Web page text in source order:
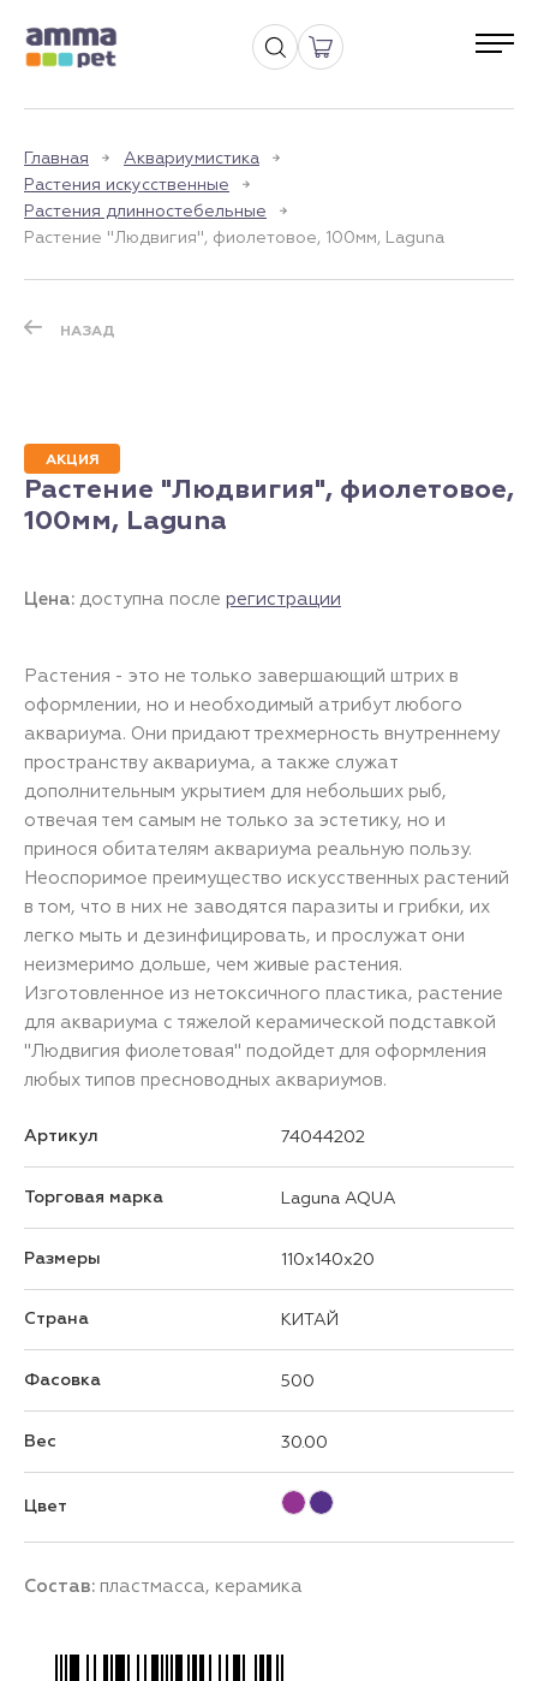
Главная
Аквариумистика
Растения искусственные
Растения длинностебельные
Растение "Людвигия", фиолетовое, 100мм, Laguna
НАЗАД
АКЦИЯ
Растение "Людвигия", фиолетовое,
100мм, Laguna
Цена: доступна после регистрации
Растения - это не только завершающий штрих в
оформлении, но и необходимый атрибут любого
аквариума. Они придают трехмерность внутреннему
пространству аквариума, а также служат
дополнительным укрытием для небольших рыб,
отвечая тем самым не только за эстетику, но и
принося обитателям аквариума реальную пользу.
Неоспоримое преимущество искусственных растений
в том, что в них не заводятся паразиты и грибки, их
легко мыть и дезинфицировать, и прослужат они
неизмеримо дольше, чем живые растения.
Изготовленное из нетоксичного пластика, растение
для аквариума с тяжелой керамической подставкой
"Людвигия фиолетовая" подойдет для оформления
любых типов пресноводных аквариумов.
Артикул 74044202
Торговая марка Laguna AQUA
Размеры 110x140x20
Страна КИТАЙ
Фасовка 500
Вес 30.00
Цвет
Состав: пластмасса, керамика